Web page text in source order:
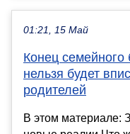
01:21, 15 Май
Конец
нельзя будет
родителей
В этом материале: